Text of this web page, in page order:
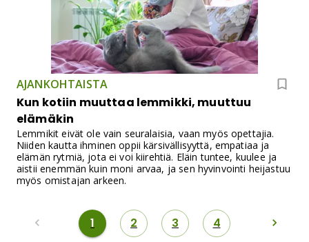
AJANKOHTAISTA
Kun kotiin muuttaa lemmikki, muuttuu
elämäkin
Lemmikit eivät ole vain seuralaisia, vaan myös opettajia.
Niiden kautta ihminen oppii kärsivällisyyttä, empatiaa ja
elämän rytmiä, jota ei voi kiirehtiä. Eläin tuntee, kuulee ja
aistii enemmän kuin moni arvaa, ja sen hyvinvointi heijastuu
myös omistajan arkeen.
1 2 3 4